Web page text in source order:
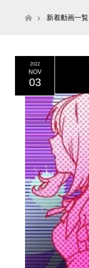
ホーム新着動画一覧
2022
NOV
03